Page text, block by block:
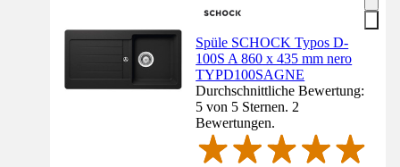
Spüle SCHOCK Typos D-
100S A 860 x 435 mm nero
TYPD100SAGNE
Durchschnittliche Bewertung:
5 von 5 Sternen. 2
Bewertungen.